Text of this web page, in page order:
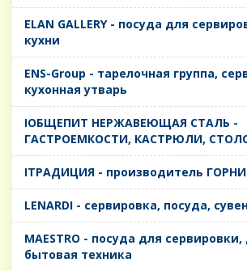
ELAN GALLERY - посуда для
кухни
ENS-Group - тарелочная группа,
кухонная утварь
IОБЩЕПИТ НЕРЖАВЕЮЩАЯ СТАЛЬ -
ГАСТРОЕМКОСТИ, КАСТРЮЛИ,
IТРАДИЦИЯ - производитель
LENARDI - сервировка, посуда,
MAESTRO - посуда для
бытовая техника